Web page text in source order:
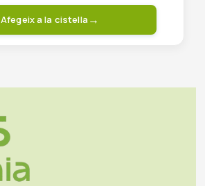
Afegeix a la cistella